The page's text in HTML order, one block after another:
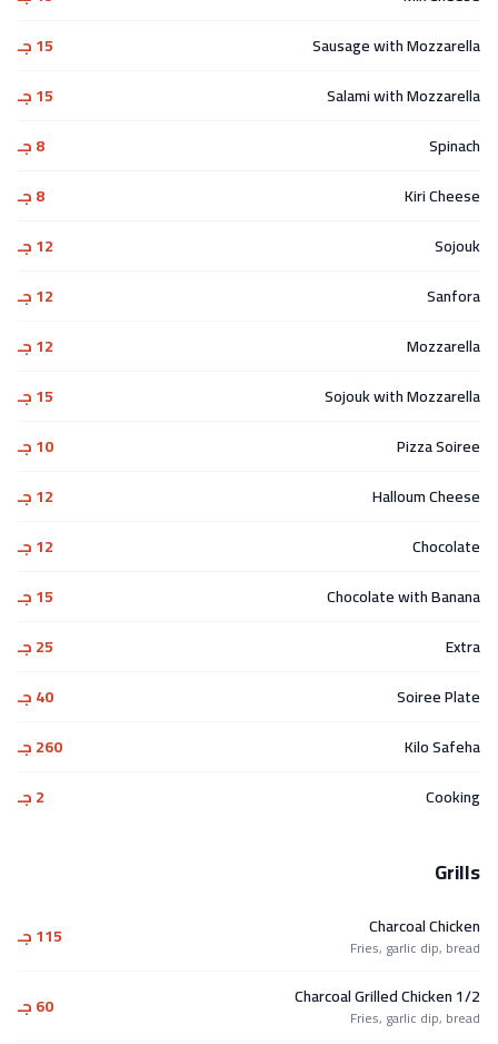
Sausage with Mozzarella
15 جـ
Salami with Mozzarella
15 جـ
Spinach
8 جـ
Kiri Cheese
8 جـ
Sojouk
12 جـ
Sanfora
12 جـ
Mozzarella
12 جـ
Sojouk with Mozzarella
15 جـ
Pizza Soiree
10 جـ
Halloum Cheese
12 جـ
Chocolate
12 جـ
Chocolate with Banana
15 جـ
Extra
25 جـ
Soiree Plate
40 جـ
Kilo Safeha
260 جـ
Cooking
2 جـ
Grills
Charcoal Chicken
Fries, garlic dip, bread 115 جـ
1/2 Charcoal Grilled Chicken
Fries, garlic dip, bread 60 جـ